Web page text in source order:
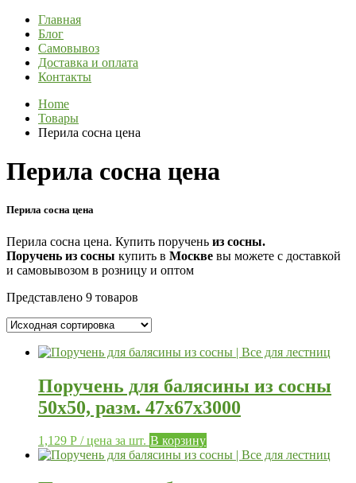
Главная
Блог
Самовывоз
Доставка и оплата
Контакты
Home
Товары
Перила сосна цена
Перила сосна цена
Перила сосна цена
Перила сосна цена. Купить поручень из сосны.
Поручень из сосны купить в Москве вы можете с доставкой
и самовывозом в розницу и оптом
Представлено 9 товаров
Поручень для балясины из сосны
50х50, разм. 47х67х3000
1,129 Р / цена за шт. В корзину